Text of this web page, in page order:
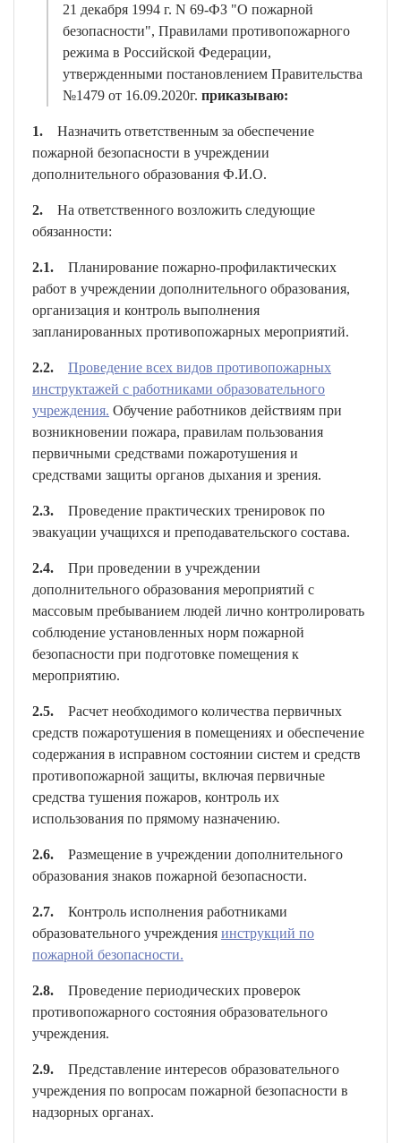
21 декабря 1994 г. N 69-ФЗ "О пожарной
безопасности", Правилами противопожарного
режима в Российской Федерации,
утвержденными постановлением Правительства
№1479 от 16.09.2020г. приказываю:
1. Назначить ответственным за обеспечение
пожарной безопасности в учреждении
дополнительного образования Ф.И.О.
2. На ответственного возложить следующие
обязанности:
2.1. Планирование пожарно-профилактических
работ в учреждении дополнительного образования,
организация и контроль выполнения
запланированных противопожарных мероприятий.
2.2.
Проведение всех видов противопожарных
инструктажей с работниками образовательного
учреждения. Обучение работников действиям при
возникновении пожара, правилам пользования
первичными средствами пожаротушения и
средствами защиты органов дыхания и зрения.
2.3. Проведение практических тренировок по
эвакуации учащихся и преподавательского состава.
2.4. При проведении в учреждении
дополнительного образования мероприятий с
массовым пребыванием людей лично контролировать
соблюдение установленных норм пожарной
безопасности при подготовке помещения к
мероприятию.
2.5. Расчет необходимого количества первичных
средств пожаротушения в помещениях и обеспечение
содержания в исправном состоянии систем и средств
противопожарной защиты, включая первичные
средства тушения пожаров, контроль их
использования по прямому назначению.
2.6. Размещение в учреждении дополнительного
образования знаков пожарной безопасности.
2.7. Контроль исполнения работниками
образовательного учреждения инструкций по
пожарной безопасности.
2.8. Проведение периодических проверок
противопожарного состояния образовательного
учреждения.
2.9. Представление интересов образовательного
учреждения по вопросам пожарной безопасности в
надзорных органах.